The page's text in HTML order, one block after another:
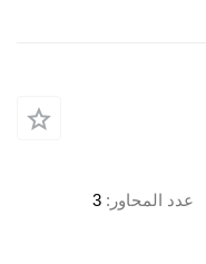
عدد المحاور 3